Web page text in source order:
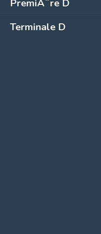
PremiÃ¨re D
Terminale D